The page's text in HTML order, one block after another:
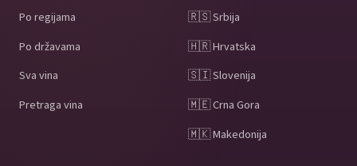
Po regijama
Po državama
Sva vina
Pretraga vina
🇷🇸 Srbija
🇭🇷 Hrvatska
🇸🇮 Slovenija
🇲🇪 Crna Gora
🇲🇰 Makedonija